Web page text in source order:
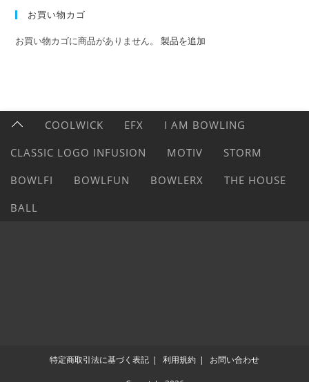
お買い物カゴ
お買い物カゴに商品がありません。製品を追加
COOLWICK EFX
I AM BOWLING
CLASSIC LOGO INFUSION
MOTIV
STORM
BOWLFI
BOWLFUN BOWLERX
THE HOUSE
BALL
特定商取引法に基づく表記 利用規約 お問い合わせ